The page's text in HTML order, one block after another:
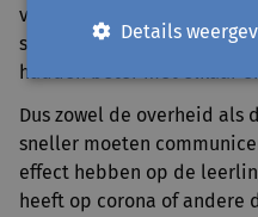
van elke leerkracht. Alles
stress. Ik snap dat ze ons
hadden beter met elkaar
Dus zowel de overheid als
sneller moeten
effect hebben op de
heeft op corona of andere
Details